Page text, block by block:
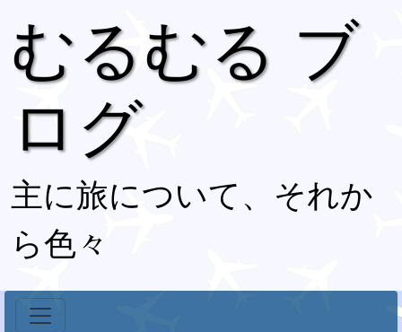
むるむる ブ
ログ
主に旅について、それか
ら色々